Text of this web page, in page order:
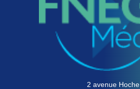
2 avenue Hoche